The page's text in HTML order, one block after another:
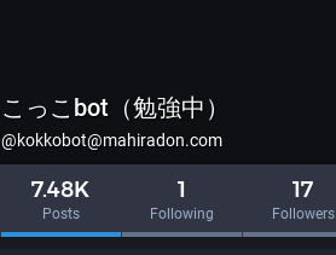
こっこbot（勉強中）
@kokkobot@mahiradon.com
7.48K
Posts
1
Following
17
Followers